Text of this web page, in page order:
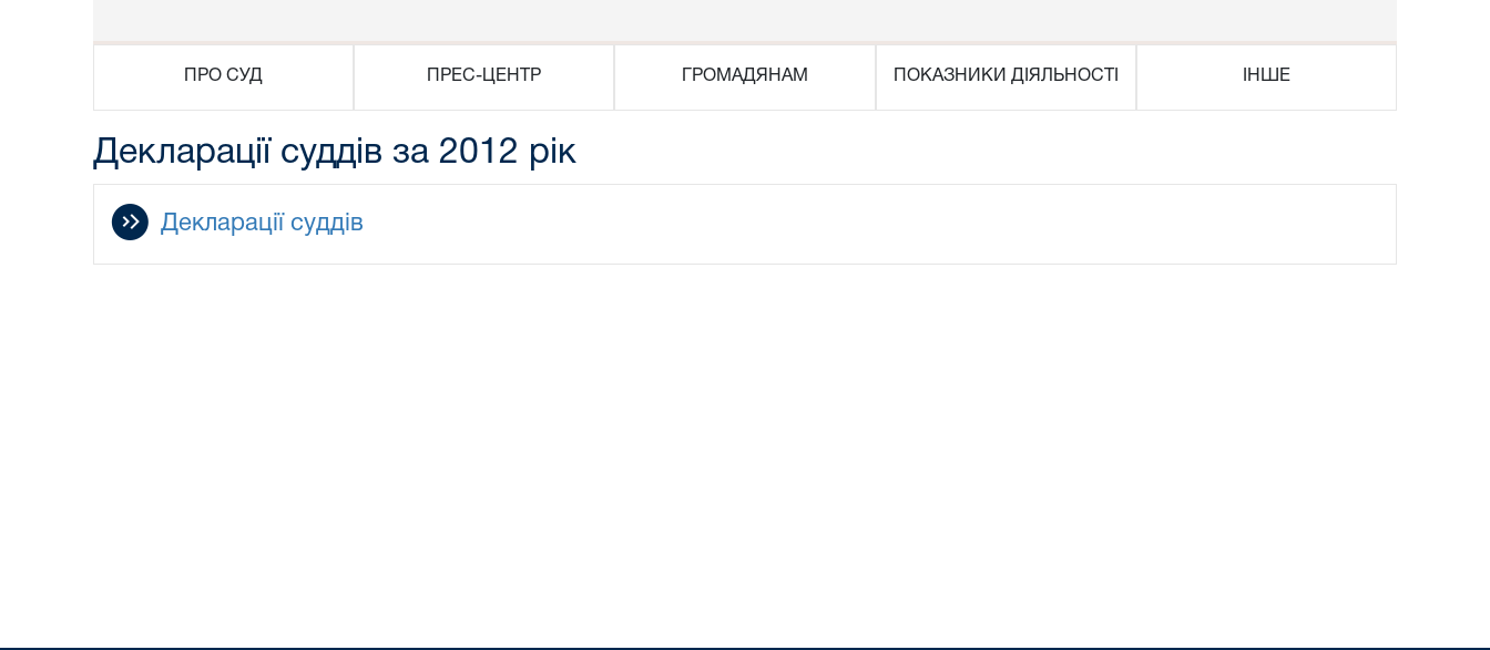
ПРО СУД ПРЕС-ЦЕНТР ГРОМАДЯНАМ ПОКАЗНИКИ ДІЯЛЬНОСТІ ІНШЕ
Декларації суддів за 2012 рік
Декларації суддів